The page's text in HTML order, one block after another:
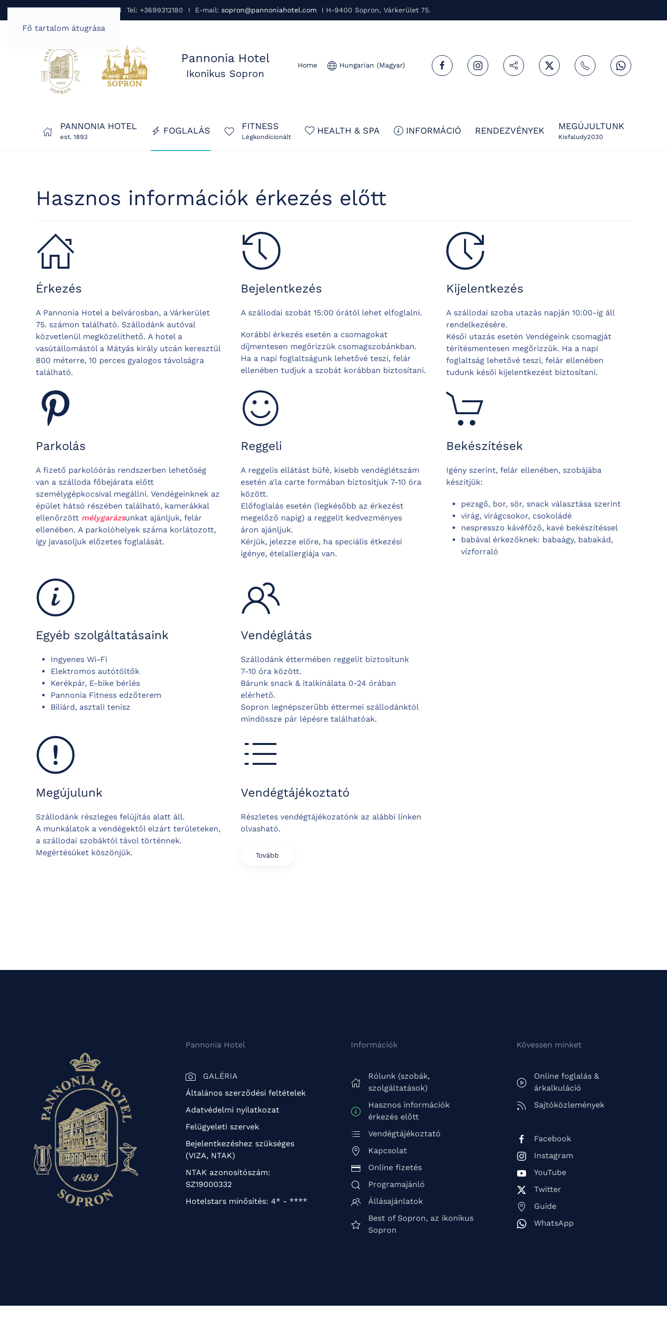
Fő tartalom átugrása
Pannonia Hotel Sopron I Tel: +3699312180 I E-mail: sopron@pannoniahotel.com I H-9400 Sopron, Várkerület 75.
Pannonia Hotel
Ikonikus Sopron
Home Hungarian (Magyar)
PANNONIA HOTEL
est. 1893
FOGLALÁS FITNESS
Légkondícionált
HEALTH & SPA INFORMÁCIÓ RENDEZVÉNYEK MEGÚJULTUNK
Kisfaludy2030
Hasznos információk érkezés előtt
Érkezés
A Pannonia Hotel a belvárosban, a Várkerület
75. számon található. Szállodánk autóval
közvetlenül megközelíthető. A hotel a
vasútállomástól a Mátyás király utcán keresztül
800 méterre, 10 perces gyalogos távolságra
található.
Bejelentkezés
A szállodai szobát 15:00 órától lehet elfoglalni.
Korábbi érkezés esetén a csomagokat
díjmentesen megőrizzük csomagszobánkban.
Ha a napi foglaltságunk lehetővé teszi, felár
ellenében tudjuk a szobát korábban biztosítani.
Kijelentkezés
A szállodai szoba utazás napján 10:00-ig áll
rendelkezésére.
Késői utazás esetén Vendégeink csomagját
térítésmentesen megőrizzük. Ha a napi
foglaltság lehetővé teszi, felár ellenében
tudunk késői kijelentkezést biztosítani.
Parkolás
A fizető parkolóórás rendszerben lehetőség
van a szálloda főbejárata előtt
személygépkocsival megállni. Vendégeinknek az
épület hátsó részében található, kamerákkal
ellenőrzött mélygarázsunkat ajánljuk, felár
ellenében. A parkolóhelyek száma korlátozott,
így javasoljuk előzetes foglalását.
Reggeli
A reggelis ellátást büfé, kisebb vendéglétszám
esetén a'la carte formában biztosítjuk 7-10 óra
között.
Előfoglalás esetén (legkésőbb az érkezést
megelőző napig) a reggelit kedvezményes
áron ajánljuk.
Kérjük, jelezze előre, ha speciális étkezési
igénye, ételallergiája van.
Bekészítések
Igény szerint, felár ellenében, szobájába
készítjük:
pezsgő, bor, sör, snack választása szerint
virág, virágcsokor, csokoládé
nespresszo kávéfőző, kavé bekészítéssel
babával érkezőknek: babaágy, babakád,
vízforraló
Egyéb szolgáltatásaink
Ingyenes Wi-Fi
Elektromos autótöltők
Kerékpár, E-bike bérlés
Pannonia Fitness edzőterem
Biliárd, asztali tenisz
Vendéglátás
Szállodánk éttermében reggelit biztosítunk
7-10 óra között.
Bárunk snack & italkínálata 0-24 órában
elérhető.
Sopron legnépszerűbb éttermei szállodánktól
mindössze pár lépésre találhatóak.
Megújulunk
Szállodánk részleges felújítás alatt áll.
A munkálatok a vendégektől elzárt területeken,
a szállodai szobáktól távol történnek.
Megértésüket köszönjük.
Vendégtájékoztató
Részletes vendégtájékozatónk az alábbi linken
olvasható.
Tovább
Pannonia Hotel
GALÉRIA
Általános szerződési feltételek
Adatvédelmi nyilatkozat
Felügyeleti szervek
Bejelentkezéshez szükséges
(VIZA, NTAK)
NTAK azonosítószám:
SZ19000332
Hotelstars minősítés: 4* - ****
Információk
Rólunk (szobák,
szolgáltatások)
Hasznos információk
érkezés előtt
Vendégtájékoztató
Kapcsolat
Online fizetés
Programajánló
Állásajánlatok
Best of Sopron, az ikonikus
Sopron
Kövessen minket
Online foglalás &
árkalkuláció
Sajtóközlemények
Facebook
Instagram
YouTube
Twitter
Guide
WhatsApp